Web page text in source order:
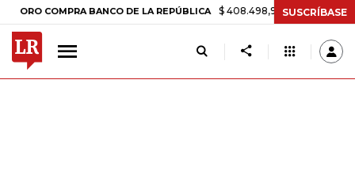
COMPRA BANCO DE LA REPÚBLICA $ 408.498,97 +$ 8.753,81 +2,19%
SUSCRÍBASE